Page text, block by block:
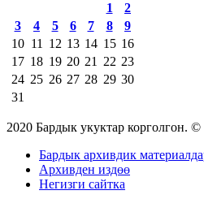
1
2
3
4 5 6 7 8
9
10 11 12 13 14 15 16
17 18 19 20 21 22 23
24 25 26 27 28 29 30
31
2020 Бардык укуктар
Бардык архивдик
Архивден издөө
Негизги сайтка